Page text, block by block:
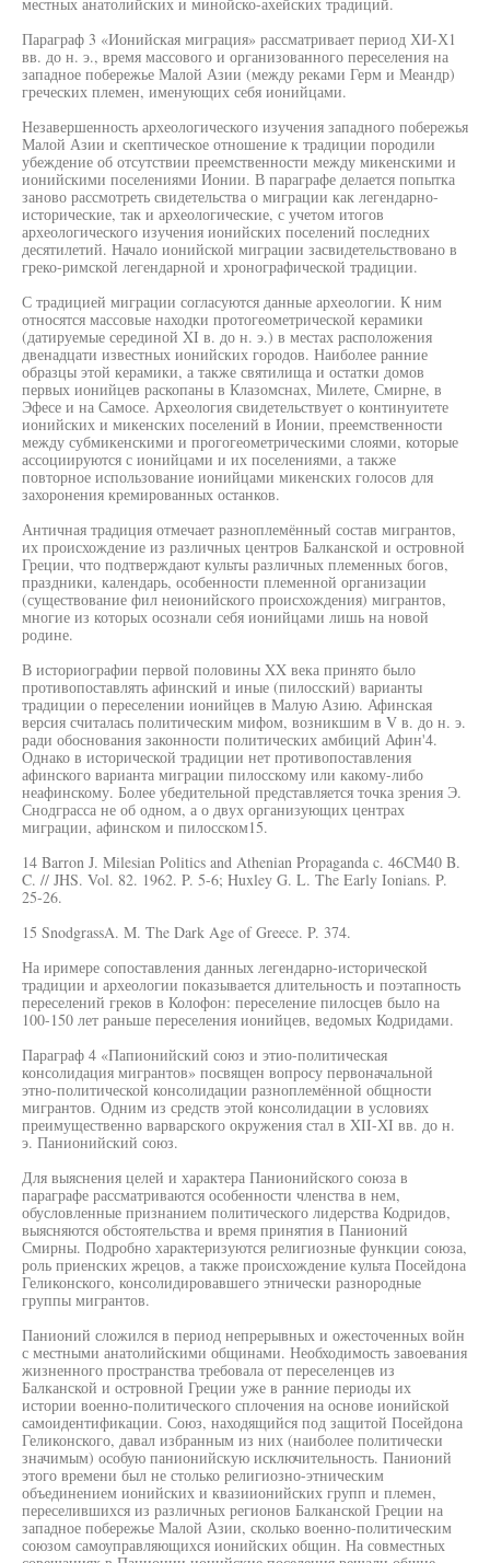
Параграф 3 «Ионийская миграция» рассматривает период ХИ-Х1
вв. до н. э., время массового и организованного переселения на
западное побережье Малой Азии (между реками Герм и Меандр)
греческих племен, именующих себя ионийцами.
Незавершенность археологического изучения западного побережья
Малой Азии и скептическое отношение к традиции породили
убеждение об отсутствии преемственности между микенскими и
ионийскими поселениями Ионии. В параграфе делается попытка
заново рассмотреть свидетельства о миграции как легендарно-
исторические, так и археологические, с учетом итогов
археологического изучения ионийских поселений последних
десятилетий. Начало ионийской миграции засвидетельствовано в
греко-римской легендарной и хронографической традиции.
С традицией миграции согласуются данные археологии. К ним
относятся массовые находки протогеометрической керамики
(датируемые серединой XI в. до н. э.) в местах расположения
двенадцати известных ионийских городов. Наиболее ранние
образцы этой керамики, а также святилища и остатки домов
первых ионийцев раскопаны в Клазомснах, Милете, Смирне, в
Эфесе и на Самосе. Археология свидетельствует о континуитете
ионийских и микенских поселений в Ионии, преемственности
между субмикенскими и прогогеометрическими слоями, которые
ассоциируются с ионийцами и их поселениями, а также
повторное использование ионийцами микенских голосов для
захоронения кремированных останков.
Античная традиция отмечает разноплемённый состав мигрантов,
их происхождение из различных центров Балканской и островной
Греции, что подтверждают культы различных племенных богов,
праздники, календарь, особенности племенной организации
(существование фил неионийского происхождения) мигрантов,
многие из которых осознали себя ионийцами лишь на новой
родине.
В историографии первой половины XX века принято было
противопоставлять афинский и иные (пилосский) варианты
традиции о переселении ионийцев в Малую Азию. Афинская
версия считалась политическим мифом, возникшим в V в. до н. э.
ради обоснования законности политических амбиций Афин'4.
Однако в исторической традиции нет противопоставления
афинского варианта миграции пилосскому или какому-либо
неафинскому. Более убедительной представляется точка зрения Э.
Снодграсса не об одном, а о двух организующих центрах
миграции, афинском и пилосском15.
14 Barron J. Milesian Politics and Athenian Propaganda c. 46CM40 B.
C. // JHS. Vol. 82. 1962. P. 5-6; Huxley G. L. The Early Ionians. P.
25-26.
15 SnodgrassA. M. The Dark Age of Greece. P. 374.
На иримере сопоставления данных легендарно-исторической
традиции и археологии показывается длительность и поэтапность
переселений греков в Колофон: переселение пилосцев было на
100-150 лет раньше переселения ионийцев, ведомых Кодридами.
Параграф 4 «Папионийский союз и этио-политическая
консолидация мигрантов» посвящен вопросу первоначальной
этно-политической консолидации разноплемённой общности
мигрантов. Одним из средств этой консолидации в условиях
преимущественно варварского окружения стал в XII-XI вв. до н.
э. Панионийский союз.
Для выяснения целей и характера Панионийского союза в
параграфе рассматриваются особенности членства в нем,
обусловленные признанием политического лидерства Кодридов,
выясняются обстоятельства и время принятия в Панионий
Смирны. Подробно характеризуются религиозные функции союза,
роль приенских жрецов, а также происхождение культа Посейдона
Геликонского, консолидировавшего этнически разнородные
группы мигрантов.
Панионий сложился в период непрерывных и ожесточенных войн
с местными анатолийскими общинами. Необходимость завоевания
жизненного пространства требовала от переселенцев из
Балканской и островной Греции уже в ранние периоды их
истории военно-политического сплочения на основе ионийской
самоидентификации. Союз, находящийся под защитой Посейдона
Геликонского, давал избранным из них (наиболее политически
значимым) особую панионийскую исключительность. Панионий
этого времени был не столько религиозно-этническим
объединением ионийских и квазиионийских групп и племен,
переселившихся из различных регионов Балканской Греции на
западное побережье Малой Азии, сколько военно-политическим
союзом самоуправляющихся ионийских общин. На совместных